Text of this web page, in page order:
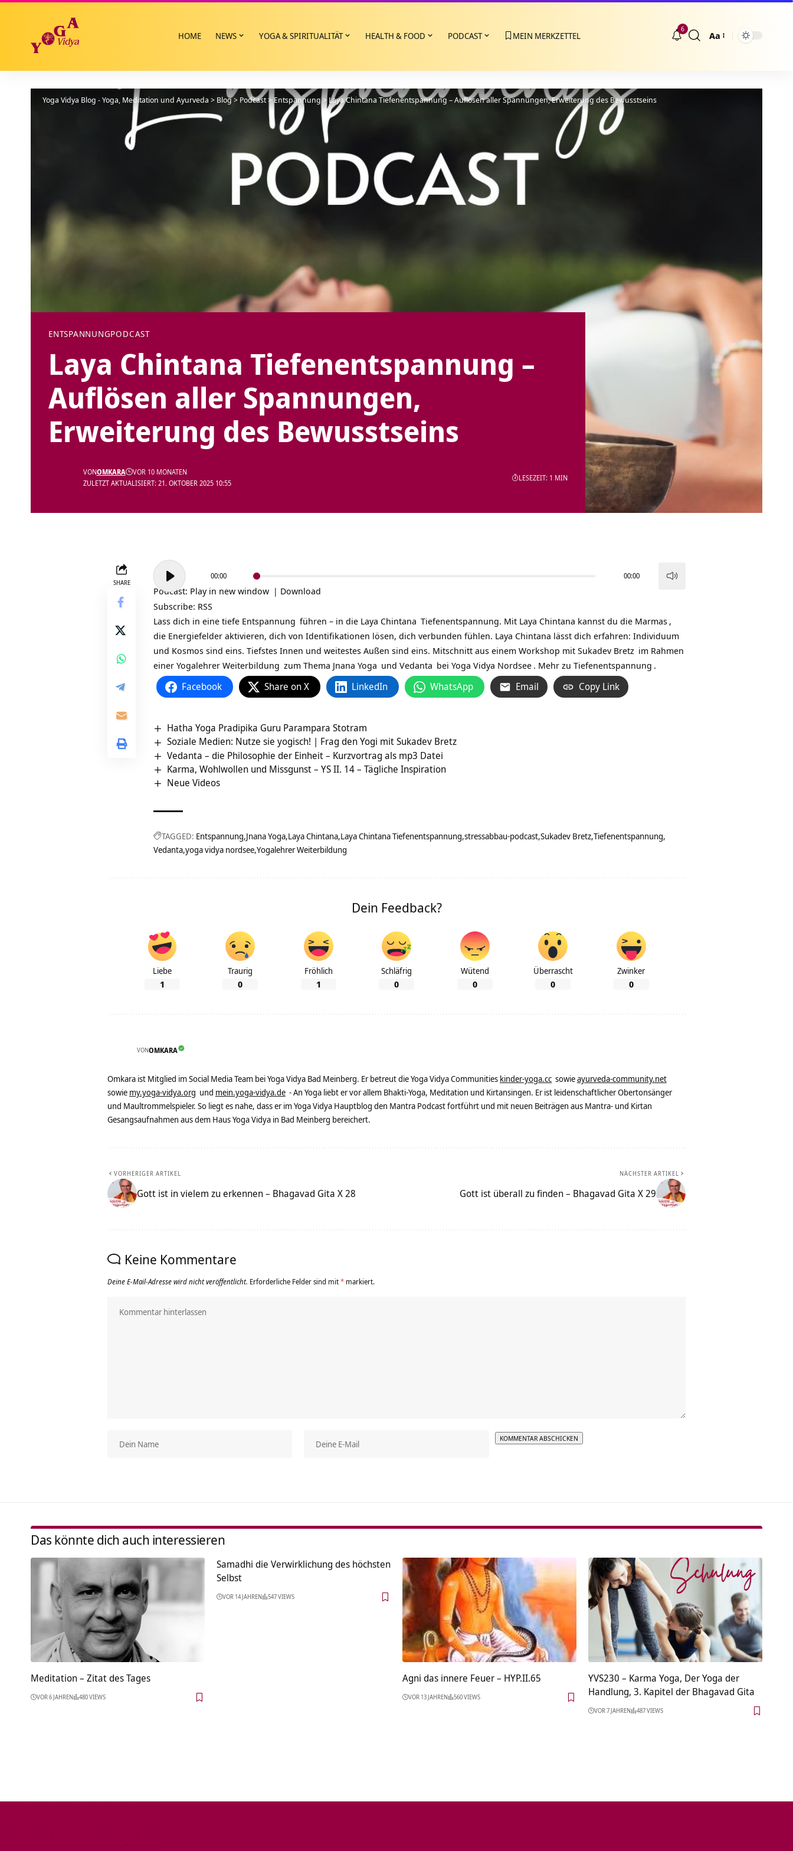
HOME NEWS YOGA & SPIRITUALITÄT HEALTH & FOOD PODCAST MEIN MERKZETTEL
6
Größenänderung
Aa
Yoga Vidya Blog - Yoga, Meditation und Ayurveda > Blog> Podcast>Entspannung>Laya Chintana Tiefenentspannung – Auflösen aller Spannungen, Erweiterung des Bewusstseins
ENTSPANNUNGPODCAST
Laya Chintana Tiefenentspannung –
Auflösen aller Spannungen,
Erweiterung des Bewusstseins
ZULETZT AKTUALISIERT: 21. OKTOBER 2025 10:55
VONOMKARA VOR 10 MONATEN
LESEZEIT: 1 MIN
SHARE
Audio-
Player
00:00 00:00
Podcast: Play in new window | Download
Subscribe: RSS
Lass dich in eine tiefe Entspannung führen – in die Laya Chintana Tiefenentspannung. Mit Laya Chintana kannst du die Marmas ,
die Energiefelder aktivieren, dich von Identifikationen lösen, dich verbunden fühlen. Laya Chintana lässt dich erfahren: Individuum
und Kosmos sind eins. Tiefstes Innen und weitestes Außen sind eins. Mitschnitt aus einem Workshop mit Sukadev Bretz im Rahmen
einer Yogalehrer Weiterbildung zum Thema Jnana Yoga und Vedanta bei Yoga Vidya Nordsee . Mehr zu Tiefenentspannung .
Facebook Share on X LinkedIn WhatsApp Email Copy Link
Hatha Yoga Pradipika Guru Parampara Stotram
Soziale Medien: Nutze sie yogisch! | Frag den Yogi mit Sukadev Bretz
Vedanta – die Philosophie der Einheit – Kurzvortrag als mp3 Datei
Karma, Wohlwollen und Missgunst – YS II. 14 – Tägliche Inspiration
Neue Videos
TAGGED: Entspannung Jnana Yoga Laya Chintana Laya Chintana Tiefenentspannung stressabbau-podcast Sukadev Bretz Tiefenentspannung
Vedanta yoga vidya nordsee Yogalehrer Weiterbildung
Dein Feedback?
Liebe
1
Traurig
0
Fröhlich
1
Schläfrig
0
Wütend
0
Überrascht
0
Zwinker
0
VONOMKARA
Omkara ist Mitglied im Social Media Team bei Yoga Vidya Bad Meinberg. Er betreut die Yoga Vidya Communities kinder-yoga.cc sowieayurveda-community.net
sowie my.yoga-vidya.org und mein.yoga-vidya.de - An Yoga liebt er vor allem Bhakti-Yoga, Meditation und Kirtansingen. Er ist leidenschaftlicher Obertonsänger
und Maultrommelspieler. So liegt es nahe, dass er im Yoga Vidya Hauptblog den Mantra Podcast fortführt und mit neuen Beiträgen aus Mantra- und Kirtan
Gesangsaufnahmen aus dem Haus Yoga Vidya in Bad Meinberg bereichert.
VORHERIGER ARTIKEL
Gott ist in vielem zu erkennen – Bhagavad Gita X 28
NÄCHSTER ARTIKEL
Gott ist überall zu finden – Bhagavad Gita X 29
Keine Kommentare
Deine E-Mail-Adresse wird nicht veröffentlicht. Erforderliche Felder sind mit* markiert.
Das könnte dich auch interessieren
Meditation – Zitat des Tages
VOR 6 JAHREN 480 VIEWS
Samadhi die Verwirklichung des höchsten
Selbst
VOR 14 JAHREN 547 VIEWS
Agni das innere Feuer – HYP.II.65
VOR 13 JAHREN 560 VIEWS
YVS230 – Karma Yoga, Der Yoga der
Handlung, 3. Kapitel der Bhagavad Gita
VOR 7 JAHREN 487 VIEWS